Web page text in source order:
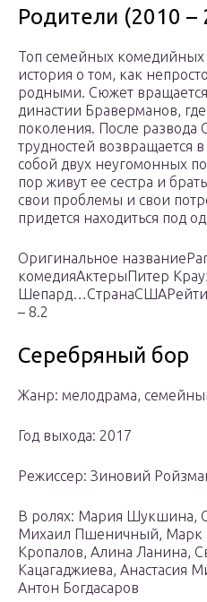
Родители (2010 –
Топ семейных комедийных
история о том, как
родными. Сюжет
династии Браверманов,
поколения. После развода
трудностей возвращается
собой двух неугомонных
пор живут ее сестра и
свои проблемы и свои
придется находиться под
Оригинальное
комедияАктерыПитер
– 8.2
Серебряный бор
Жанр: мелодрама,
Год выхода: 2017
Режиссер: Зиновий
В ролях: Мария Шукшина,
Михаил Пшеничный, Марк
Кропалов, Алина Ланина,
Кацагаджиева, Анастасия
Антон Богдасаров